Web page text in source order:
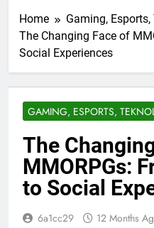
Home
Gaming,
The Changing Face of
Social Experiences
GAMING, ESPORTS,
The
MMORPGs:
to Social
6a1cc29 12 Months